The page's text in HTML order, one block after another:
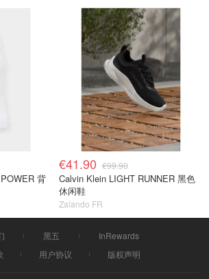
背
€41.90 €99.90
Calvin Klein LIGHT RUNNER 黑色
休闲鞋
Zalando FR
黑五
InRewards
用户协议 版权声明